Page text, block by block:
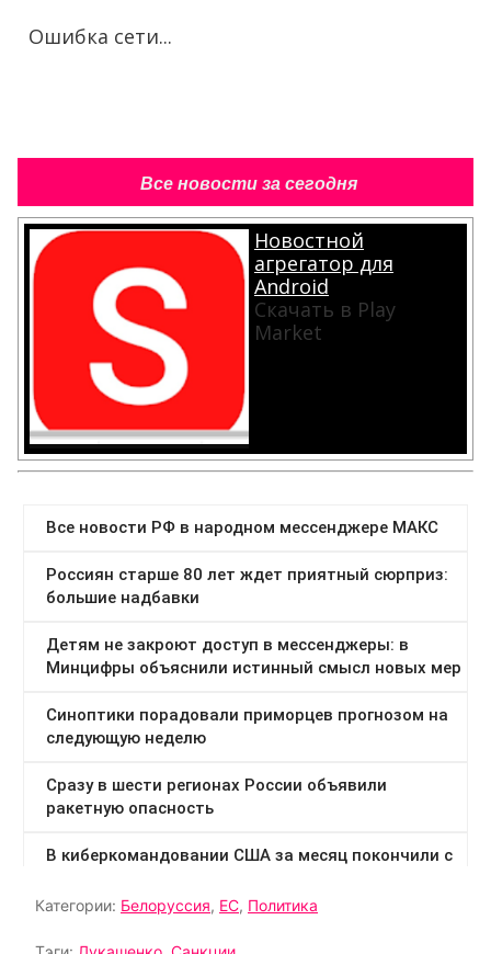
Ошибка сети...
Все новости за сегодня
Новостной
агрегатор для
Android
Скачать в Play
Market
Категории: Белоруссия, ЕС, Политика